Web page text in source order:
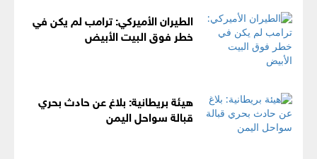
الطيران الأميركي: ترامب لم يكن في
خطر فوق البيت الأبيض
هيئة بريطانية: بلاغ عن حادث بحري
قبالة سواحل اليمن